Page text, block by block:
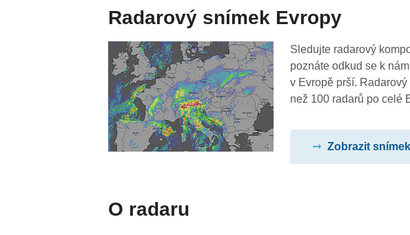
Radarový snímek Evropy
Sledujte radarový
poznáte odkud se k
v Evropě prší.
než 100 radarů po celé
Zobrazit
O radaru